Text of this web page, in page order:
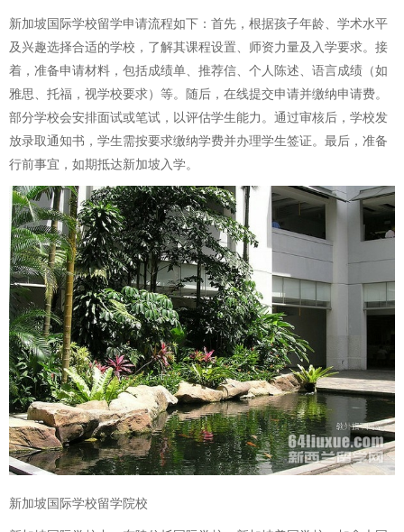
新加坡国际学校留学申请流程如下：首先，根据孩子年龄、学术水平
及兴趣选择合适的学校，了解其课程设置、师资力量及入学要求。接
着，准备申请材料，包括成绩单、推荐信、个人陈述、语言成绩（如
雅思、托福，视学校要求）等。随后，在线提交申请并缴纳申请费。
部分学校会安排面试或笔试，以评估学生能力。通过审核后，学校发
放录取通知书，学生需按要求缴纳学费并办理学生签证。最后，准备
行前事宜，如期抵达新加坡入学。
新加坡国际学校留学院校